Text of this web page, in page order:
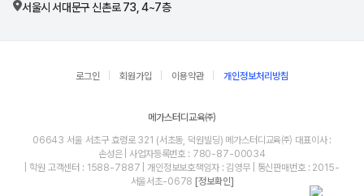
서울시 서대문구 신촌로 73, 4~7층
로그인 회원가입 이용약관 개인정보처리방침
메가스터디교육㈜
06643 서울 서초구 효령로 321 (서초동, 덕원빌딩) 메가스터디교육㈜ 대표이사 :
손성은 | 사업자등록번호 : 780-87-00034
| 학원 고객센터 : 1588-7887 | 개인정보보호책임자 : 김영무 | 통신판매번호 : 2015-
서울서초-0678 [정보확인]